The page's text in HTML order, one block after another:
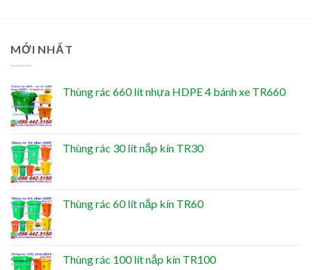
MỚI NHẤT
Thùng rác 660 lít nhựa HDPE 4 bánh xe TR660
Thùng rác 30 lít nắp kín TR30
Thùng rác 60 lít nắp kín TR60
Thùng rác 100 lít nắp kín TR100